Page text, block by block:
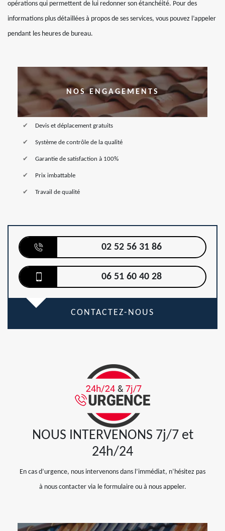
opérations qui permettent de lui redonner son étanchéité. Pour des
informations plus détaillées à propos de ses services, vous pouvez l’appeler
pendant les heures de bureau.
NOS ENGAGEMENTS
Devis et déplacement gratuits
Système de contrôle de la qualité
Garantie de satisfaction à 100%
Prix imbattable
Travail de qualité
02 52 56 31 86
06 51 60 40 28
CONTACTEZ-NOUS
NOUS INTERVENONS 7j/7 et
24h/24
En cas d’urgence, nous intervenons dans l’immédiat, n’hésitez pas
à nous contacter via le formulaire ou à nous appeler.